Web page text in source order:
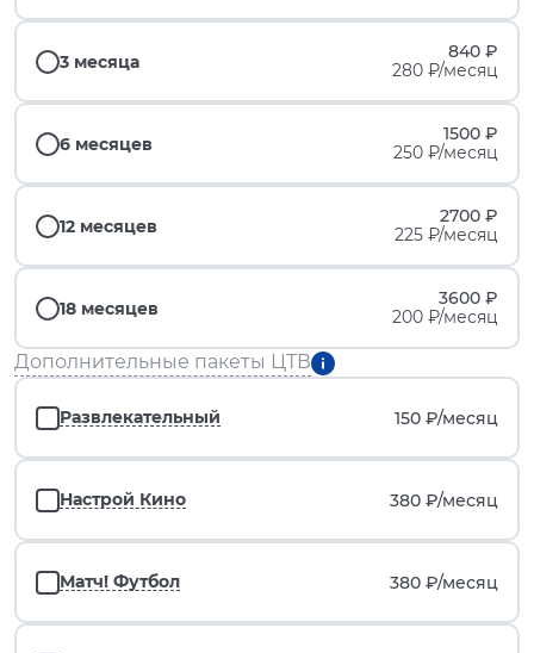
3 месяца
840 ₽
280 ₽/месяц
6 месяцев
1500 ₽
250 ₽/месяц
12 месяцев
2700 ₽
225 ₽/месяц
18 месяцев
3600 ₽
200 ₽/месяц
Дополнительные пакеты ЦТВ
Развлекательный 150 ₽/месяц
Настрой Кино 380 ₽/месяц
Матч! Футбол 380 ₽/месяц